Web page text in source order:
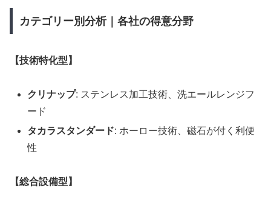
カテゴリー別分析｜各社の得意分野
【技術特化型】
クリナップ: ステンレス加工技術、洗エールレンジフ
ード
タカラスタンダード: ホーロー技術、磁石が付く利便
性
【総合設備型】